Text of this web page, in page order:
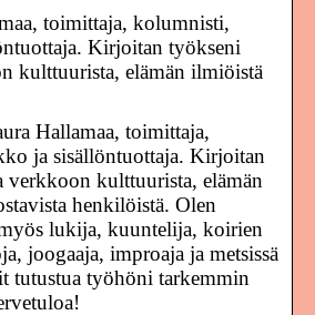
toimittaja, kolumnisti,
Kirjoitan työkseni
kulttuurista, elämän ilmiöistä
Hallamaa, toimittaja,
ja sisällöntuottaja. Kirjoitan
kulttuurista, elämän
henkilöistä. Olen
lukija, kuuntelija, koirien
joogaaja, improaja ja metsissä
tutustua työhöni tarkemmin